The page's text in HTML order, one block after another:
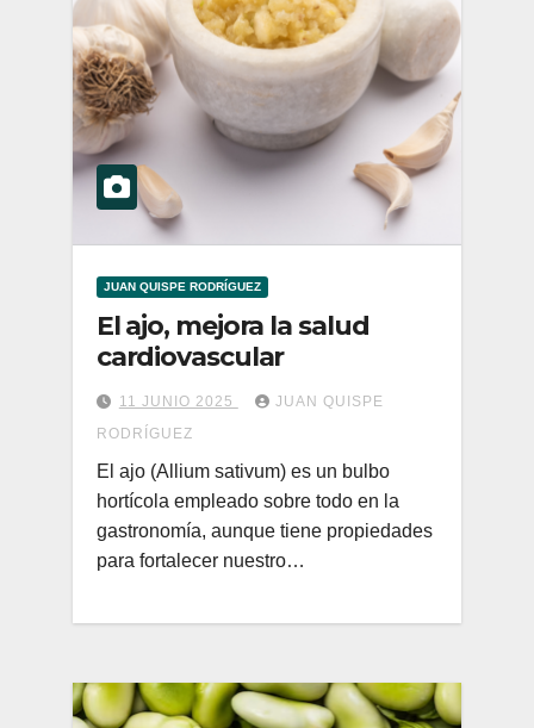
JUAN QUISPE RODRÍGUEZ
El ajo, mejora la salud
cardiovascular
11 JUNIO 2025
JUAN QUISPE
RODRÍGUEZ
El ajo (Allium sativum) es un bulbo
hortícola empleado sobre todo en la
gastronomía, aunque tiene propiedades
para fortalecer nuestro…